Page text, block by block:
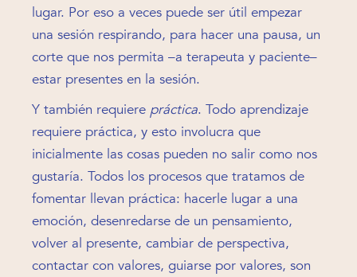
lugar. Por eso a veces puede ser útil empezar
una sesión respirando, para hacer una pausa, un
corte que nos permita –a terapeuta y paciente–
estar presentes en la sesión.
Y también requiere práctica. Todo aprendizaje
requiere práctica, y esto involucra que
inicialmente las cosas pueden no salir como nos
gustaría. Todos los procesos que tratamos de
fomentar llevan práctica: hacerle lugar a una
emoción, desenredarse de un pensamiento,
volver al presente, cambiar de perspectiva,
contactar con valores, guiarse por valores, son